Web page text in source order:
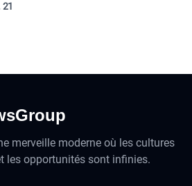
21
merveille moderne où les cultures
les opportunités sont infinies.